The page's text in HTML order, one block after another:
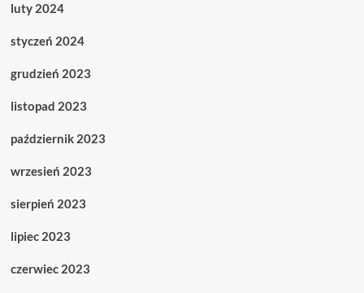
luty 2024
styczeń 2024
grudzień 2023
listopad 2023
październik 2023
wrzesień 2023
sierpień 2023
lipiec 2023
czerwiec 2023